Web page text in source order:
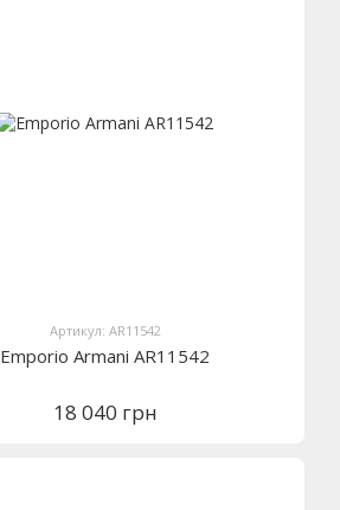
Артикул: AR11542
Emporio Armani AR11542
18 040 грн